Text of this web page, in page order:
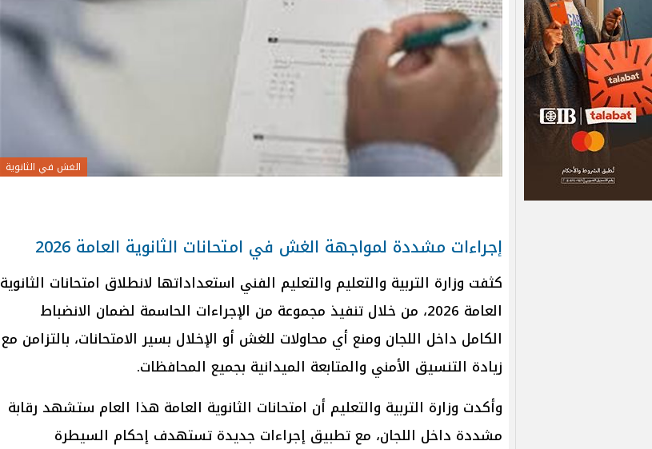
الغش في الثانوية
إجراءات مشددة لمواجهة الغش في امتحانات الثانوية العامة 2026
كثفت وزارة التربية والتعليم والتعليم الفني استعداداتها لانطلاق امتحانات الثانوية
العامة 2026، من خلال تنفيذ مجموعة من الإجراءات الحاسمة لضمان الانضباط
الكامل داخل اللجان ومنع أي محاولات للغش أو الإخلال بسير الامتحانات، بالتزامن مع
زيادة التنسيق الأمني والمتابعة الميدانية بجميع المحافظات.
وأكدت وزارة التربية والتعليم أن امتحانات الثانوية العامة هذا العام ستشهد رقابة
مشددة داخل اللجان، مع تطبيق إجراءات جديدة تستهدف إحكام السيطرة